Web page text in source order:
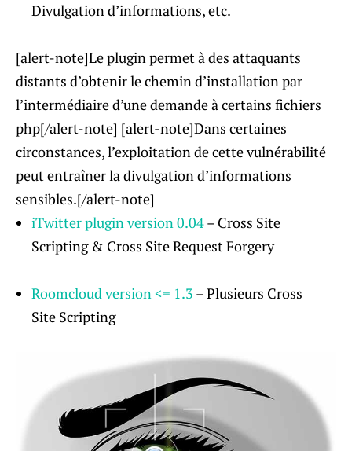
Divulgation d’informations, etc.
[alert-note]Le plugin permet à des attaquants
distants d’obtenir le chemin d’installation par
l’intermédiaire d’une demande à certains fichiers
php[/alert-note] [alert-note]Dans certaines
circonstances, l’exploitation de cette vulnérabilité
peut entraîner la divulgation d’informations
sensibles.[/alert-note]
iTwitter pluginversion0.04– Cross Site
Scripting & Cross Site Request Forgery
Roomcloud version <= 1.3 – Plusieurs Cross
Site Scripting